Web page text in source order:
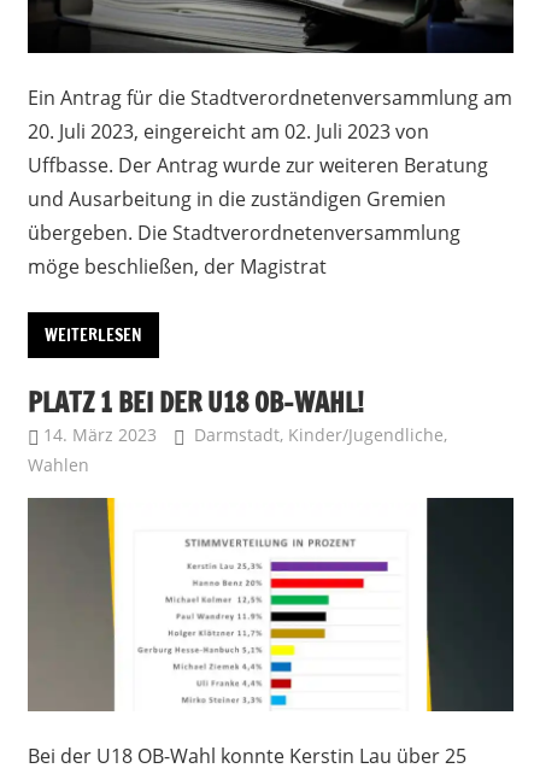
Ein Antrag für die Stadtverordnetenversammlung am
20. Juli 2023, eingereicht am 02. Juli 2023 von
Uffbasse. Der Antrag wurde zur weiteren Beratung
und Ausarbeitung in die zuständigen Gremien
übergeben. Die Stadtverordnetenversammlung
möge beschließen, der Magistrat
WEITERLESEN
PLATZ 1 BEI DER U18 OB-WAHL!
14. März 2023 Uffbasse
Darmstadt, Kinder/Jugendliche,
Wahlen
Bei der U18 OB-Wahl konnte Kerstin Lau über 25